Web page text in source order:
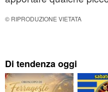
© RIPRODUZIONE VIETATA
Di tendenza oggi